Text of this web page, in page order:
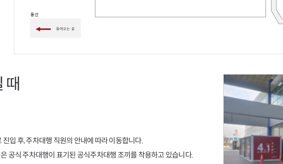
때
입 후, 주차대행 직원의 안내에 따라 이동합니다.
공식 주차대행이 표기된 공식주차대행 조끼를 착용하고 있습니다.